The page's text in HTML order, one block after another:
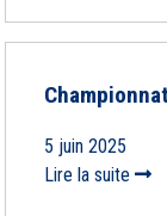
5 juin 2025
Lire la suite